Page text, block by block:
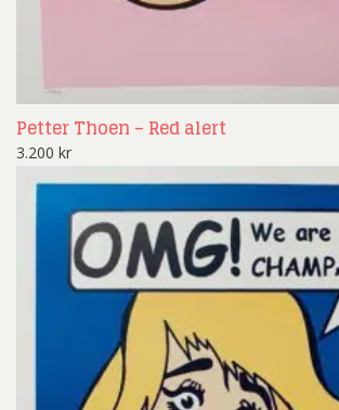
Petter Thoen – Red alert
3.200 kr